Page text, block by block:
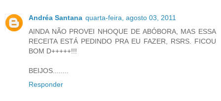
Andréa Santana quarta-feira, agosto 03, 2011
AINDA NÃO PROVEI NHOQUE DE ABÓBORA, MAS ESSA
RECEITA ESTÁ PEDINDO PRA EU FAZER, RSRS. FICOU
BOM D+++++!!!
BEIJOS........
Responder